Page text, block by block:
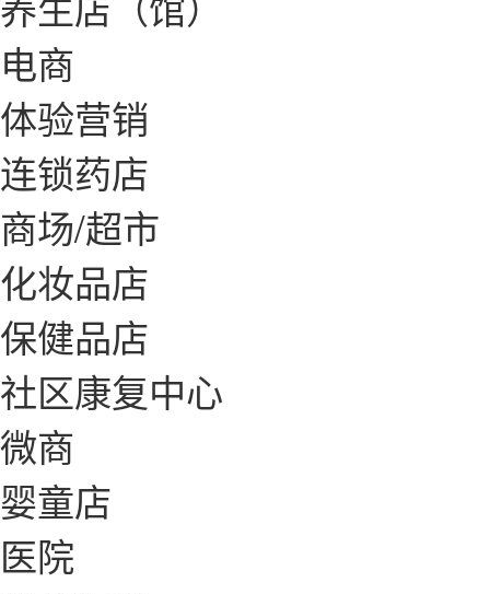
电商
体验营销
连锁药店
商场/超市
化妆品店
保健品店
社区康复中心
微商
婴童店
医院